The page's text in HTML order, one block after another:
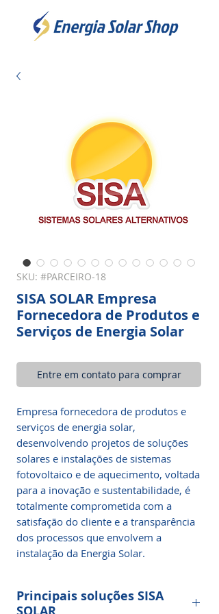
SKU: #PARCEIRO-18
SISA SOLAR Empresa
Fornecedora de Produtos e
Serviços de Energia Solar
Entre em contato para comprar
Empresa fornecedora de produtos e
serviços de energia solar,
desenvolvendo projetos de soluções
solares e instalações de sistemas
fotovoltaico e de aquecimento, voltada
para a inovação e sustentabilidade, é
totalmente comprometida com a
satisfação do cliente e a transparência
dos processos que envolvem a
instalação da Energia Solar.
Principais soluções SISA